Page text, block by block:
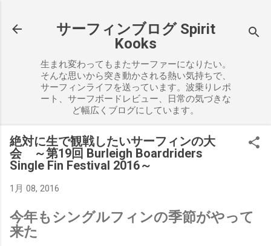
サーフィンブログ Spirit
Kooks
生まれ変わってもまたサーファーになりたい。
そんな思いから突き動かされる熱い気持ちで、
サーフィンライフを送っています。波乗りレポ
ート、サーフボードレビュー、日常の気づきな
ど幅広くブログにしています。
絶対に生で観戦したいサーフィンの大
会 ～第19回 Burleigh Boardriders
Single Fin Festival 2016～
1月 08, 2016
今年もシングルフィンの季節がやって
来た